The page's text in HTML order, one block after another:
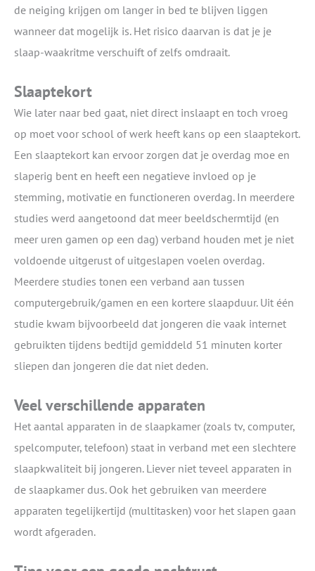
de neiging krijgen om langer in bed te blijven liggen
wanneer dat mogelijk is. Het risico daarvan is dat je je
slaap-waakritme verschuift of zelfs omdraait.
Slaaptekort
Wie later naar bed gaat, niet direct inslaapt en toch vroeg
op moet voor school of werk heeft kans op een slaaptekort.
Een slaaptekort kan ervoor zorgen dat je overdag moe en
slaperig bent en heeft een negatieve invloed op je
stemming, motivatie en functioneren overdag. In meerdere
studies werd aangetoond dat meer beeldschermtijd (en
meer uren gamen op een dag) verband houden met je niet
voldoende uitgerust of uitgeslapen voelen overdag.
Meerdere studies tonen een verband aan tussen
computergebruik/gamen en een kortere slaapduur. Uit één
studie kwam bijvoorbeeld dat jongeren die vaak internet
gebruikten tijdens bedtijd gemiddeld 51 minuten korter
sliepen dan jongeren die dat niet deden.
Veel verschillende apparaten
Het aantal apparaten in de slaapkamer (zoals tv, computer,
spelcomputer, telefoon) staat in verband met een slechtere
slaapkwaliteit bij jongeren. Liever niet teveel apparaten in
de slaapkamer dus. Ook het gebruiken van meerdere
apparaten tegelijkertijd (multitasken) voor het slapen gaan
wordt afgeraden.